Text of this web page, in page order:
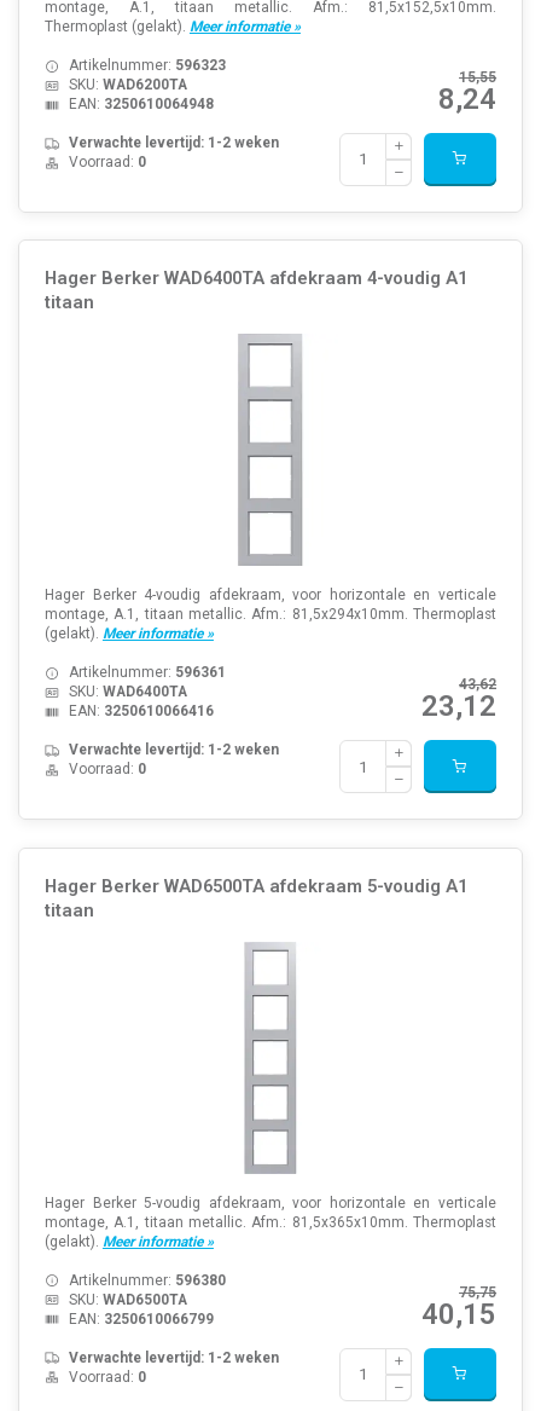
montage, A.1, titaan metallic. Afm.: 81,5x152,5x10mm.
Thermoplast (gelakt). Meer informatie »
15,55
8,24
Artikelnummer: 596323
SKU: WAD6200TA
EAN: 3250610064948
Verwachte levertijd: 1-2 weken
Voorraad: 0
Hager Berker WAD6400TA afdekraam 4-voudig A1
titaan
Hager Berker 4-voudig afdekraam, voor horizontale en verticale
montage, A.1, titaan metallic. Afm.: 81,5x294x10mm. Thermoplast
(gelakt). Meer informatie »
43,62
23,12
Artikelnummer: 596361
SKU: WAD6400TA
EAN: 3250610066416
Verwachte levertijd: 1-2 weken
Voorraad: 0
Hager Berker WAD6500TA afdekraam 5-voudig A1
titaan
Hager Berker 5-voudig afdekraam, voor horizontale en verticale
montage, A.1, titaan metallic. Afm.: 81,5x365x10mm. Thermoplast
(gelakt). Meer informatie »
75,75
40,15
Artikelnummer: 596380
SKU: WAD6500TA
EAN: 3250610066799
Verwachte levertijd: 1-2 weken
Voorraad: 0